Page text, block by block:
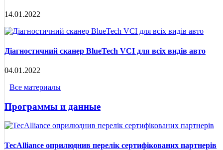
14.01.2022
Діагностичний сканер BlueTech VCI для всіх видів авто
04.01.2022
Все материалы
Программы и данные
TecAlliance оприлюднив перелік сертифікованих партнерів